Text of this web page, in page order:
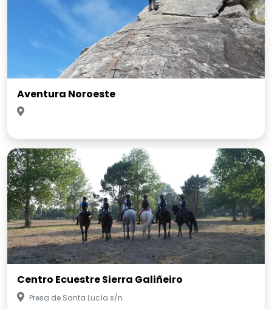
Aventura Noroeste
Centro Ecuestre Sierra Galiñeiro
Presa de Santa Lucía s/n